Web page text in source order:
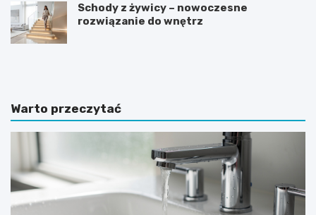
Schody z żywicy – nowoczesne
rozwiązanie do wnętrz
J
p
ł
y
i
g
J
b
r
a
d
e
a
Warto przeczytać